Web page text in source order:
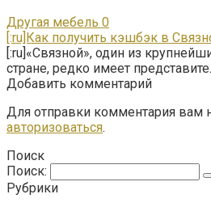
Другая мебель 0
[:ru]Как получить кэшбэк в
[:ru]«Связной», один из
стране, редко имеет
Добавить комментарий
Для отправки комментария вам
авторизоваться.
Поиск
Поиск:
Рубрики